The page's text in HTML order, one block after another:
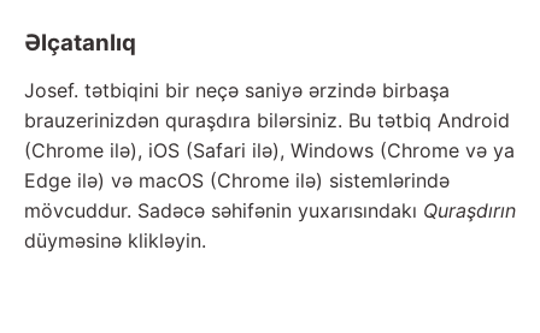
Əlçatanlıq
Josef. tətbiqini bir neçə saniyə ərzində birbaşa
brauzerinizdən quraşdıra bilərsiniz. Bu tətbiq Android
(Chrome ilə), iOS (Safari ilə), Windows (Chrome və ya
Edge ilə) və macOS (Chrome ilə) sistemlərində
mövcuddur. Sadəcə səhifənin yuxarısındakı Quraşdırın
düyməsinə klikləyin.